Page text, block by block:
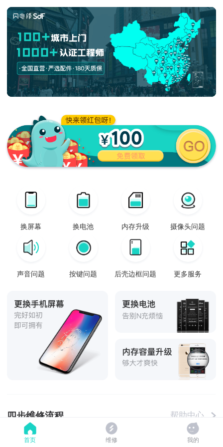
换屏幕 换电池 内存升级 摄像头问题
声音问题 按键问题 后壳边框问题 更多服务
四步维修流程 帮助中心
首页 维修 我的